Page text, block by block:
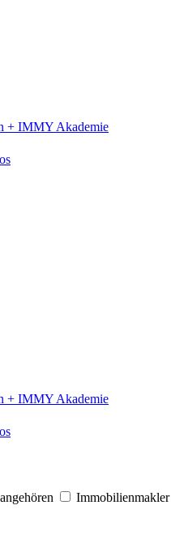
+ IMMY Akademie
+ IMMY Akademie
Immobilienmakler